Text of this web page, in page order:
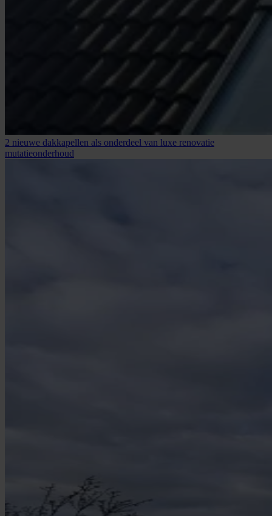
2 nieuwe dakkapellen als onderdeel van luxe renovatie
mutatieonderhoud